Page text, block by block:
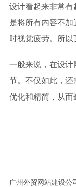
设计看起来非常
是将所有内容不
时视觉疲劳。所以
一般来说，在设
节。不仅如此，
优化和精简，从而
广州外贸网站建设